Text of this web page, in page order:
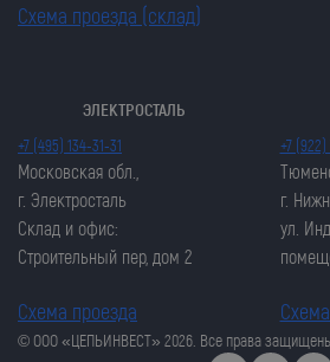
Схема проезда (склад)
ЭЛЕКТРОСТАЛЬ
+7 (495) 134-31-31
Московская обл.,
г. Электросталь
Склад и офис:
Строительный пер, дом 2
Схема проезда
+7
г.
ул.
© ООО «ЦЕПЬИНВЕСТ» 2026. Все права
Закрыть попап
ЗАКАЗАТЬ ЦЕПЬ
Закрыть попап
ОСТАВИТЬ ЗАЯВКУ
Закрыть попап
ОСТАВИТЬ ЗАЯВКУ
Закрыть попап
ЗАКАЗАТЬ ЦЕПЬ